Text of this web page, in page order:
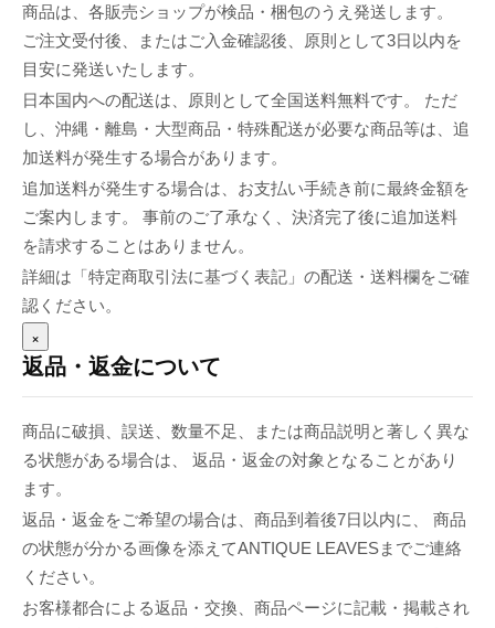
商品は、各販売ショップが検品・梱包のうえ発送します。
ご注文受付後、またはご入金確認後、原則として3日以内を
目安に発送いたします。
日本国内への配送は、原則として全国送料無料です。 ただ
し、沖縄・離島・大型商品・特殊配送が必要な商品等は、追
加送料が発生する場合があります。
追加送料が発生する場合は、お支払い手続き前に最終金額を
ご案内します。 事前のご了承なく、決済完了後に追加送料
を請求することはありません。
詳細は「特定商取引法に基づく表記」の配送・送料欄をご確
認ください。
×
返品・返金について
商品に破損、誤送、数量不足、または商品説明と著しく異な
る状態がある場合は、 返品・返金の対象となることがあり
ます。
返品・返金をご希望の場合は、商品到着後7日以内に、 商品
の状態が分かる画像を添えてANTIQUE LEAVESまでご連絡
ください。
お客様都合による返品・交換、商品ページに記載・掲載され